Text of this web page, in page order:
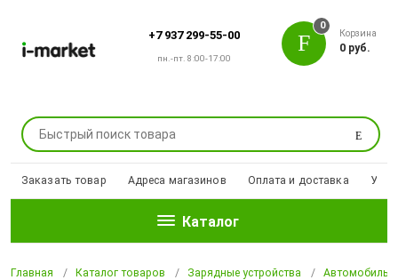
+7 937 299-55-00
пн.-пт. 8:00-17:00
Поиск
0
Корзина
0 руб.
Заказать товар Адреса магазинов Оплата и доставка
Каталог
Главная Каталог товаров Зарядные устройства